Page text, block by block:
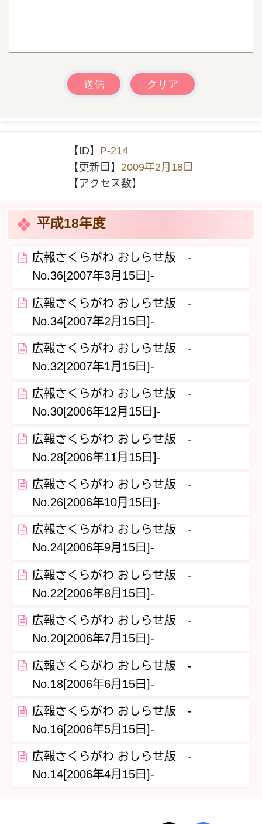
【ID】 P-214
【更新日】 2009年2月18日
【アクセス数】
平成18年度
広報さくらがわ おしらせ版 -
No.36[2007年3月15日]-
広報さくらがわ おしらせ版 -
No.34[2007年2月15日]-
広報さくらがわ おしらせ版 -
No.32[2007年1月15日]-
広報さくらがわ おしらせ版 -
No.30[2006年12月15日]-
広報さくらがわ おしらせ版 -
No.28[2006年11月15日]-
広報さくらがわ おしらせ版 -
No.26[2006年10月15日]-
広報さくらがわ おしらせ版 -
No.24[2006年9月15日]-
広報さくらがわ おしらせ版 -
No.22[2006年8月15日]-
広報さくらがわ おしらせ版 -
No.20[2006年7月15日]-
広報さくらがわ おしらせ版 -
No.18[2006年6月15日]-
広報さくらがわ おしらせ版 -
No.16[2006年5月15日]-
広報さくらがわ おしらせ版 -
No.14[2006年4月15日]-